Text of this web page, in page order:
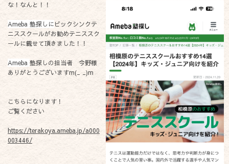
な！なんと！！
Ameba 塾探しにビックシンクテ
ニススクールがお勧めテニススク
ールに載せて頂きました！！
Ameba 塾探しの担当者 今野様
ありがとうございますm(_ _)m
こちらになります！
ご覧ください
https://terakoya.ameba.jp/a000
003446/